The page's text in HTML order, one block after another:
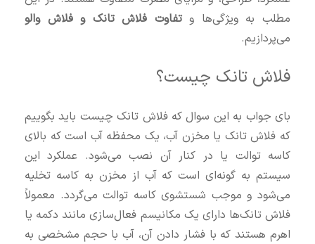
مطلب به ویژگی‌ها وتفاوت فلاش تانک و فلاش والو
می‌پردازیم.
فلاش تانک چیست؟
بای جواب به این سوال که فلاش تانک چیست باید بگوییم
که فلاش تانک یا مخزن آب، یک محفظه آب است که بالای
کاسه توالت یا در کنار آن نصب می‌شود. عملکرد این
سیستم به گونه‌ای است که آب از مخزن به کاسه تخلیه
می‌شود و موجب شستشوی کاسه توالت می‌گردد. معمولاً
فلاش تانک‌ها دارای یک مکانیسم فعال‌سازی مانند دکمه یا
اهرم هستند که با فشار دادن آن، آب با حجم مشخصی به